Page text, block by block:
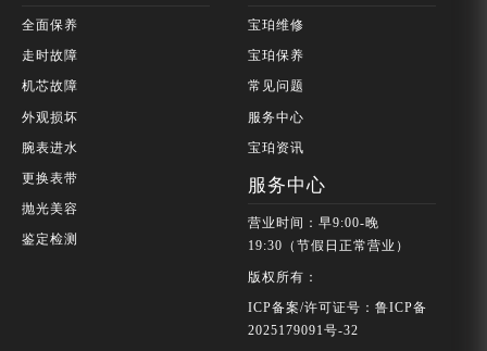
全面保养
走时故障
机芯故障
外观损坏
腕表进水
更换表带
抛光美容
鉴定检测
宝珀维修
宝珀保养
常见问题
服务中心
宝珀资讯
服务中心
营业时间：早9:00-晚
19:30（节假日正常营业）
版权所有：
ICP备案/许可证号：鲁ICP备
2025179091号-32